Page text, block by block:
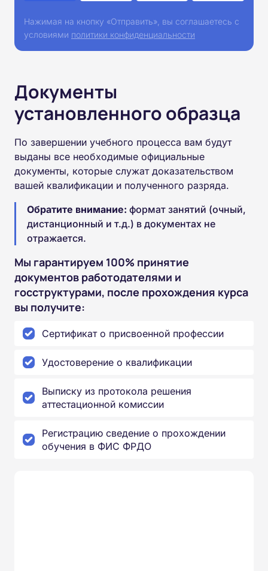
Нажимая на кнопку «Отправить», вы соглашаетесь с
условиями политики конфиденциальности
Документы
установленного образца
По завершении учебного процесса вам будут
выданы все необходимые официальные
документы, которые служат доказательством
вашей квалификации и полученного разряда.
Обратите внимание: формат занятий (очный,
дистанционный и т.д.) в документах не
отражается.
Мы гарантируем 100% принятие
документов работодателями и
госструктурами, после прохождения курса
вы получите:
Сертификат о присвоенной профессии
Удостоверение о квалификации
Выписку из протокола решения
аттестационной комиссии
Регистрацию сведение о прохождении
обучения в ФИС ФРДО